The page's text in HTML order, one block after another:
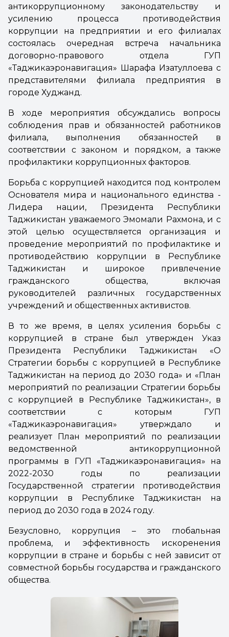
антикоррупционному законодательству и
усилению процесса противодействия
коррупции на предприятии и его филиалах
состоялась очередная встреча начальника
договорно-правового отдела ГУП
«Таджикаэронавигация» Шарафа Изатуллоева с
представителями филиала предприятия в
городе Худжанд.
В ходе мероприятия обсуждались вопросы
соблюдения прав и обязанностей работников
филиала, выполнения обязанностей в
соответствии с законом и порядком, а также
профилактики коррупционных факторов.
Борьба с коррупцией находится под контролем
Основателя мира и национального единства -
Лидера нации, Президента Республики
Таджикистан уважаемого Эмомали Рахмона, и с
этой целью осуществляется организация и
проведение мероприятий по профилактике и
противодействию коррупции в Республике
Таджикистан и широкое привлечение
гражданского общества, включая
руководителей различных государственных
учреждений и общественных активистов.
В то же время, в целях усиления борьбы с
коррупцией в стране был утвержден Указ
Президента Республики Таджикистан «О
Стратегии борьбы с коррупцией в Республике
Таджикистан на период до 2030 года» и «План
мероприятий по реализации Стратегии борьбы
с коррупцией в Республике Таджикистан», в
соответствии с которым ГУП
«Таджикаэронавигация» утверждало и
реализует План мероприятий по реализации
ведомственной антикоррупционной
программы в ГУП «Таджикаэронавигация» на
2022-2030 годы по реализации
Государственной стратегии противодействия
коррупции в Республике Таджикистан на
период до 2030 года в 2024 году.
Безусловно, коррупция – это глобальная
проблема, и эффективность искоренения
коррупции в стране и борьбы с ней зависит от
совместной борьбы государства и гражданского
общества.